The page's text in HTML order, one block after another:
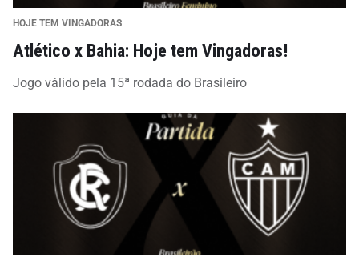
HOJE TEM VINGADORAS
Atlético x Bahia: Hoje tem Vingadoras!
Jogo válido pela 15ª rodada do Brasileiro